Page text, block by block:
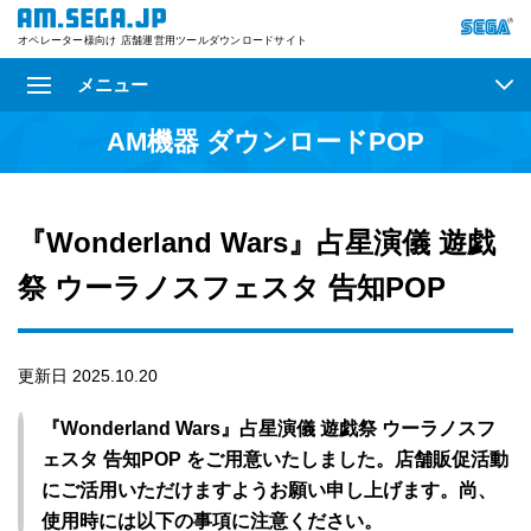
オペレーター様向け 店舗運営用ツールダウンロードサイト
メニュー
AM機器 ダウンロードPOP
『Wonderland Wars』占星演儀 遊戯
祭 ウーラノスフェスタ 告知POP
更新日 2025.10.20
『Wonderland Wars』占星演儀 遊戯祭 ウーラノスフ
ェスタ 告知POP をご用意いたしました。店舗販促活動
にご活用いただけますようお願い申し上げます。尚、
使用時には以下の事項に注意ください。